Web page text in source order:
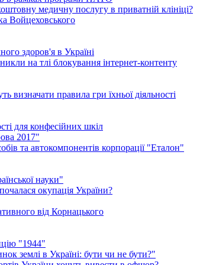
медичну послугу в приватній клініці?
Войцеховського
здоров'я в Україні
на тлі блокування інтернет-контенту
визначати правила гри їхньої діяльності
для конфесійних шкіл
2017"
та автокомпонентів корпорації "Еталон"
науки"
окупація України?
від Корнацького
"1944"
землі в Україні: бути чи не бути?"